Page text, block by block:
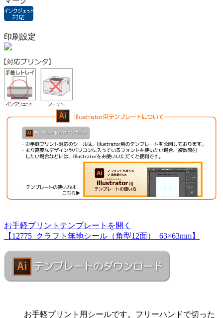
印刷設定
お手軽プリントテンプレートを開く
【12775_クラフト無地シール（角型12面）_63×63mm】
お手軽プリント用シールです。フリーハンドで切った